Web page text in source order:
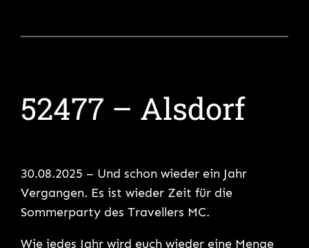
52477 – Alsdorf
30.08.2025 – Und schon wieder ein Jahr
Vergangen. Es ist wieder Zeit für die
Sommerparty des Travellers MC.
Wie jedes Jahr wird euch wieder eine Menge